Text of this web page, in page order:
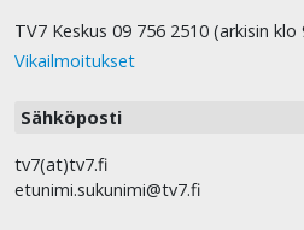
TV7 Keskus 09 756 2510 (arkisin
Vikailmoitukset
Sähköposti
tv7(at)tv7.fi
etunimi.sukunimi@tv7.fi